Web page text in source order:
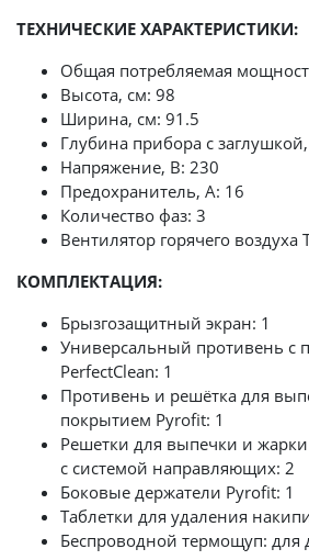
ТЕХНИЧЕСКИЕ ХАРАКТЕРИСТИКИ:
Общая потребляемая
Высота, см: 98
Ширина, см: 91.5
Глубина прибора с
Напряжение, В: 230
Предохранитель, А: 16
Количество фаз: 3
Вентилятор горячего воздуха
КОМПЛЕКТАЦИЯ:
Брызгозащитный экран: 1
Универсальный противень с
PerfectClean: 1
Противень и решётка для
покрытием Pyrofit: 1
Решетки для выпечки и
с системой направляющих: 2
Боковые держатели Pyrofit: 1
Таблетки для удаления
Беспроводной термощуп: для